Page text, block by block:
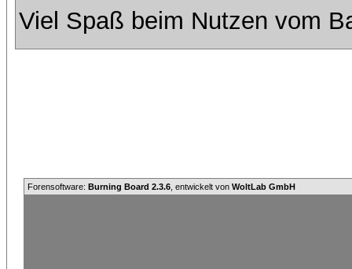
Viel Spaß beim Nutzen vom
Forensoftware: Burning Board 2.3.6 , entwickelt von WoltLab GmbH